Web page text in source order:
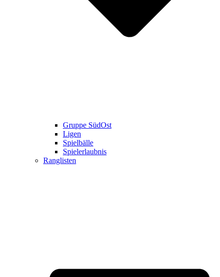
Gruppe SüdOst
Ligen
Spielbälle
Spielerlaubnis
Ranglisten